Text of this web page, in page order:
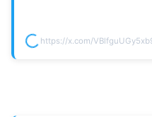
https://x.com/